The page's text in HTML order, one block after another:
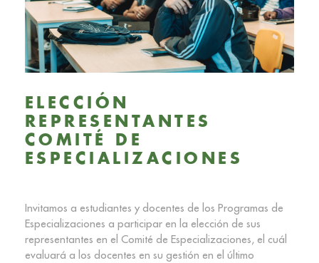
ELECCIÓN
REPRESENTANTES
COMITÉ DE
ESPECIALIZACIONES
Invitamos a estudiantes y docentes de los Programas de
Especializaciones a participar en la elección de sus
representantes en el Comité de Especializaciones, el cuál
evaluará a los docentes en su gestión en el último